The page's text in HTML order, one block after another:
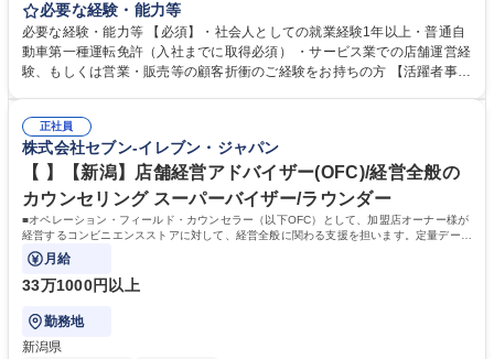
ナー様が経営するコンビニエンスストアに対して、経営全般に関わる支援
を担います。定量データに基づく運営支援業務をお任せします。 【業務
例】商圏分析、競合調査、売上や販売数等データ分析、売場確認、発注や
売場作りアドバイス、個店行為計画の作成、従業員教育サポート等がござ
オーナー様の方針もふまえた個店カウンセリングへと繋げていきます。 募
集職種 【★】【大阪】店舗経営アドバイザー（OFC）/経営全般のカウン
セリング
必要な経験・能力等
必要な経験・能力等 【必須】・社会人としての就業経験1年以上・普通自
動車第一種運転免許（入社までに取得必須） ・サービス業での店舗運営経
験、もしくは営業・販売等の顧客折衝のご経験をお持ちの方 【活躍者事
フプランの変更に合わせた働き方が可能な制度があります。 ・ＯＦＣ職限
定、エリアを限定して働く制度 ※エリア内転勤は有り ・育児や介護等に
て、転勤無しになる制度 ・育児や介護等にて、短時間で働く制度 学歴・
資格 学歴：大学院 大学 高専 短大 専修学校 高校 語学力： 資格：第一種運
転免許普通自動車
正社員
株式会社セブン-イレブン・ジャパン
【 】【新潟】店舗経営アドバイザー(OFC)/経営全般の
カウンセリング スーパーバイザー/ラウンダー
■オペレーション・フィールド・カウンセラー（以下OFC）として、加盟店オーナー様が
経営するコンビニエンスストアに対して、経営全般に関わる支援を担います。定量データ
に基づく運営支援業務をお任せします。
月給
33万1000円以上
勤務地
新潟県